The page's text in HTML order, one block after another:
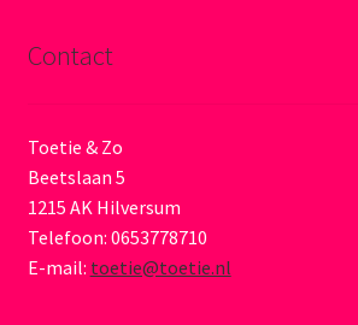
Contact
Toetie & Zo
Beetslaan 5
1215 AK Hilversum
Telefoon: 0653778710
E-mail: toetie@toetie.nl